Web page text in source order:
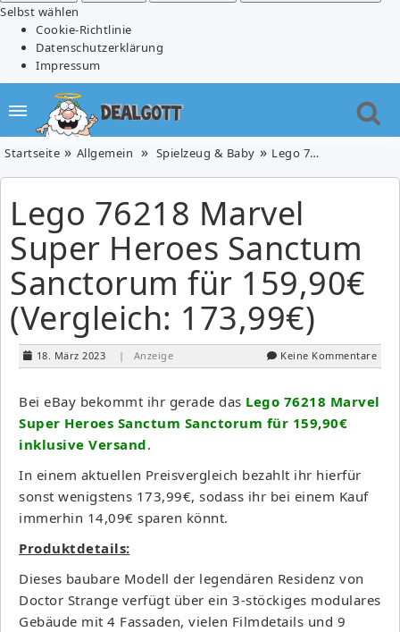
Selbst wählen
Cookie-Richtlinie
Datenschutzerklärung
Impressum
Startseite Allgemein Spielzeug & Baby Lego 76218 Marvel Super Heroes Sanctum Sanctorum für 159,90€ (Vergleich: 173,99€)
Lego 76218 Marvel
Super Heroes Sanctum
Sanctorum für 159,90€
(Vergleich: 173,99€)
18. März 2023 | Anzeige Keine Kommentare
Bei eBay bekommt ihr gerade das Lego 76218 Marvel
Super Heroes Sanctum Sanctorum für 159,90€
inklusive Versand.
In einem aktuellen Preisvergleich bezahlt ihr hierfür
sonst wenigstens 173,99€, sodass ihr bei einem Kauf
immerhin 14,09€ sparen könnt.
Produktdetails:
Dieses baubare Modell der legendären Residenz von
Doctor Strange verfügt über ein 3-stöckiges modulares
Gebäude mit 4 Fassaden, vielen Filmdetails und 9